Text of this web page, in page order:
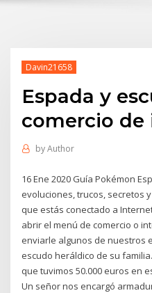
Davin21658
Espada y
comercio
byAuthor
16 Ene 2020 Guía Pokémon
evoluciones, trucos, secretos
que estás conectado a
abrir el menú de comercio o
enviarle algunos de nuestros
escudo heráldico de su
que tuvimos 50.000 euros en
Un señor nos encargó